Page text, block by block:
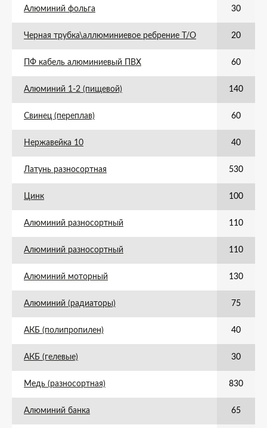
Алюминий фольга 30
Черная трубка\аллюминиевое ребрение Т/О 20
ПФ кабель алюминиевый ПВХ 60
Алюминий 1-2 (пищевой) 140
Свинец (переплав) 60
Нержавейка 10 40
Латунь разносортная 530
Цинк 100
Алюминий разносортный 110
Алюминий разносортный 110
Алюминий моторный 130
Алюминий (радиаторы) 75
АКБ (полипропилен) 40
АКБ (гелевые) 30
Медь (разносортная) 830
Алюминий банка 65